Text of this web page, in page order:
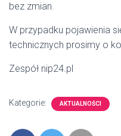
bez zmian.
W przypadku pojawienia
technicznych prosimy o
Zespół nip24.pl
Kategorie: AKTUALNOŚCI